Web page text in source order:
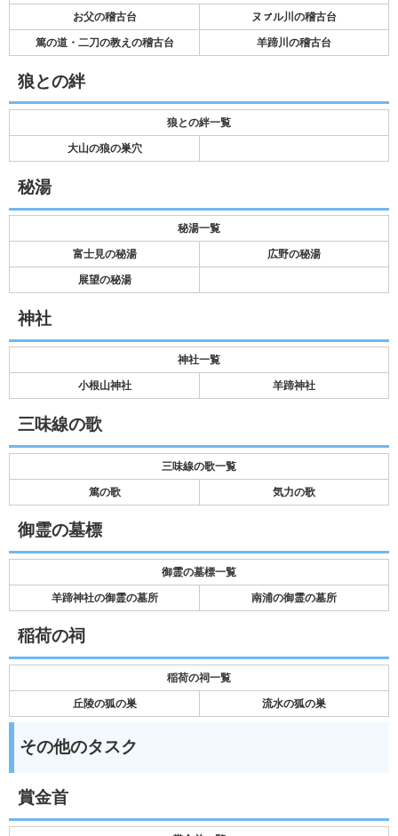
お父の稽古台 ヌㇷ゚ル川の稽古台
篤の道・二刀の教えの稽古台 羊蹄川の稽古台
狼との絆
狼との絆一覧
大山の狼の巣穴
秘湯
秘湯一覧
富士見の秘湯 広野の秘湯
展望の秘湯
神社
神社一覧
小根山神社 羊蹄神社
三味線の歌
三味線の歌一覧
篤の歌 気力の歌
御霊の墓標
御霊の墓標一覧
羊蹄神社の御霊の墓所 南浦の御霊の墓所
稲荷の祠
稲荷の祠一覧
丘陵の狐の巣 流水の狐の巣
その他のタスク
賞金首